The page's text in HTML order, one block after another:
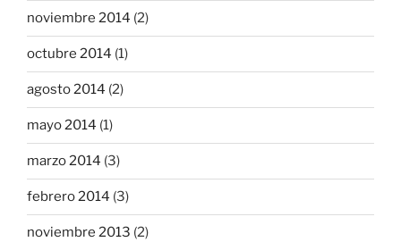
noviembre 2014 (2)
octubre 2014 (1)
agosto 2014 (2)
mayo 2014 (1)
marzo 2014 (3)
febrero 2014 (3)
noviembre 2013 (2)